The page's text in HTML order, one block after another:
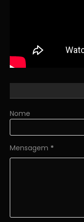
Nome
Mensagem *